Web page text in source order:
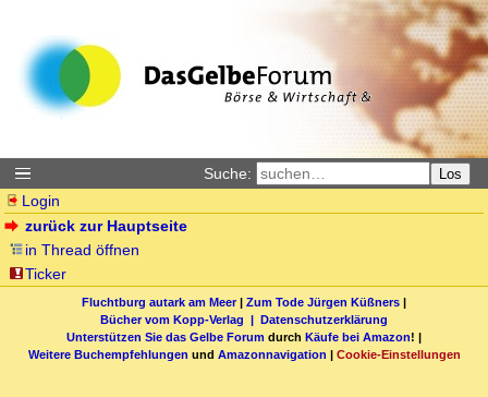
Suche: Los
Login
zurück zur Hauptseite
in Thread öffnen
Ticker
Fluchtburg autark am Meer| Zum Tode Jürgen Küßners |
Bücher vom Kopp-Verlag | Datenschutzerklärung
Unterstützen Sie das Gelbe Forum durch Käufe bei Amazon! |
Weitere Buchempfehlungen und Amazonnavigation | Cookie-Einstellungen